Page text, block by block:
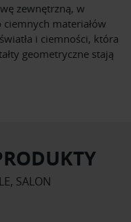
zewnętrzną, w
materiałów
i ciemności, która
geometryczne stają
SALON